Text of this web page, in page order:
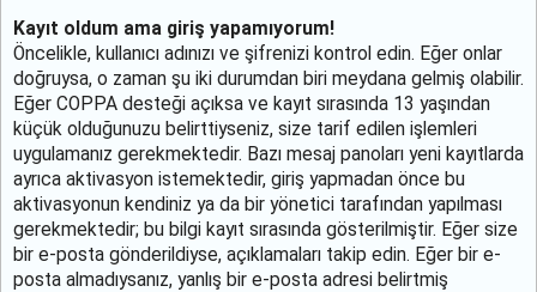
Kayıt oldum ama giriş yapamıyorum!
Öncelikle, kullanıcı adınızı ve şifrenizi kontrol edin. Eğer onlar
doğruysa, o zaman şu iki durumdan biri meydana gelmiş olabilir.
Eğer COPPA desteği açıksa ve kayıt sırasında 13 yaşından
küçük olduğunuzu belirttiyseniz, size tarif edilen işlemleri
uygulamanız gerekmektedir. Bazı mesaj panoları yeni kayıtlarda
ayrıca aktivasyon istemektedir, giriş yapmadan önce bu
aktivasyonun kendiniz ya da bir yönetici tarafından yapılması
gerekmektedir; bu bilgi kayıt sırasında gösterilmiştir. Eğer size
bir e-posta gönderildiyse, açıklamaları takip edin. Eğer bir e-
posta almadıysanız, yanlış bir e-posta adresi belirtmiş